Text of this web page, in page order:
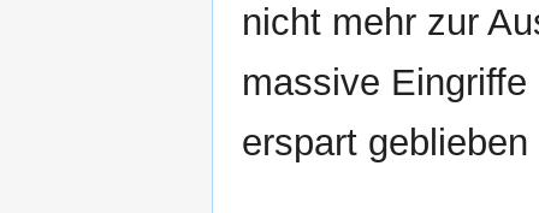
nicht mehr zur
massive
erspart